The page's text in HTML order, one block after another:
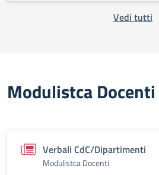
Vedi tutti
Modulistca Docenti
Verbali CdC/Dipartimenti
Modulistca Docenti